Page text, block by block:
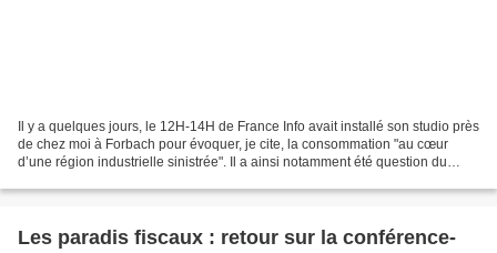
Il y a quelques jours, le 12H-14H de France Info avait installé son studio près
de chez moi à Forbach pour évoquer, je cite, la consommation "au cœur
d’une région industrielle sinistrée". Il a ainsi notamment été question du
Les paradis fiscaux : retour sur la conférence-